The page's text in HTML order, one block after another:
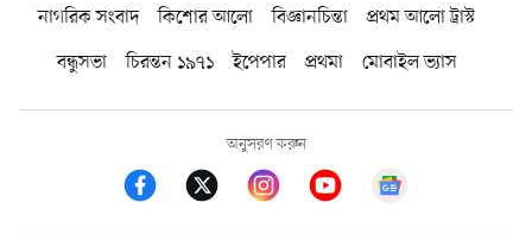
নাগরিক সংবাদ কিশোর আলো বিজ্ঞানচিন্তা
প্রথম আলো ট্রাস্ট
বন্ধুসভা
চিরন্তন ১৯৭১ ইপেপার প্রথমা মোবাইল ভ্যাস
অনুসরণ করুন